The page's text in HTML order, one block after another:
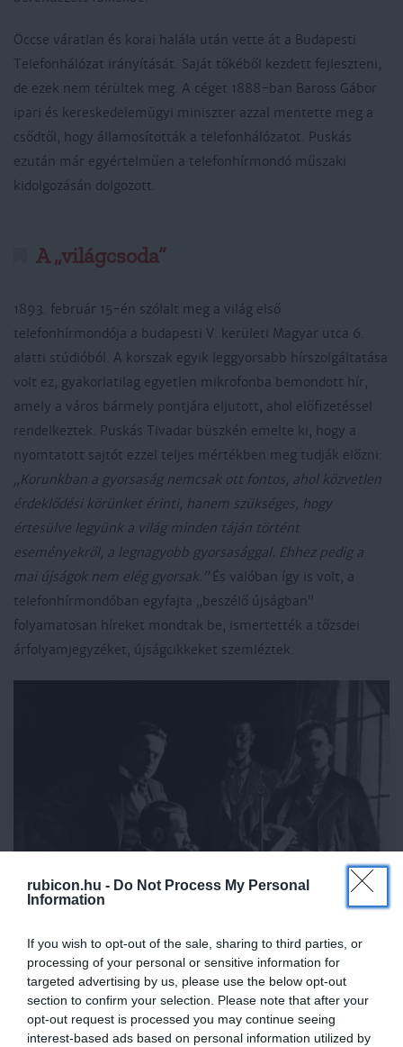
rubicon.hu - Do Not Process My Personal
Information
If you wish to opt-out of the sale, sharing to third parties, or
processing of your personal or sensitive information for
targeted advertising by us, please use the below opt-out
section to confirm your selection. Please note that after your
opt-out request is processed you may continue seeing
interest-based ads based on personal information utilized by
Öccse váratlan és korai halála után vette át a Budapesti
Telefonhálózat irányítását. Saját tőkéből kezdett fejleszteni,
de ezek nem térültek meg. A céget 1888-ban Baross Gábor
ipari és kereskedelemügyi miniszter azzal mentette meg a
csődtől, hogy államosították a telefonhálózatot. Puskás
ezután már egyértelműen a telefonhírmondó műszaki
kidolgozásán dolgozott.
A „világcsoda”
1893. február 15-én szólalt meg a világ első
telefonhírmondója a budapesti V. kerületi Magyar utca 6.
alatti stúdióból. A korszak egyik leggyorsabb hírszolgáltatása
volt ez, gyakorlatilag egyetlen mikrofonba bemondott hír,
amely a város bármely pontjára eljutott, ahol előfizetéssel
rendelkeztek. Puskás Tivadar büszkén emelte ki, hogy a
nyomtatott sajtót ezzel teljes mértékben meg tudják előzni:
„Korunkban a gyorsaság nemcsak ott fontos, ahol közvetlen
érdeklődési körünket érinti, hanem szükséges, hogy
értesülve legyünk a világ minden táján történt
eseményekről, a legnagyobb gyorsasággal. Ehhez pedig a
mai újságok nem elég gyorsak.”És valóban így is volt, a
telefonhírmondóban egyfajta „beszélő újságban”
folyamatosan híreket mondtak be, ismertették a tőzsdei
árfolyamjegyzéket, újságcikkeket szemléztek.